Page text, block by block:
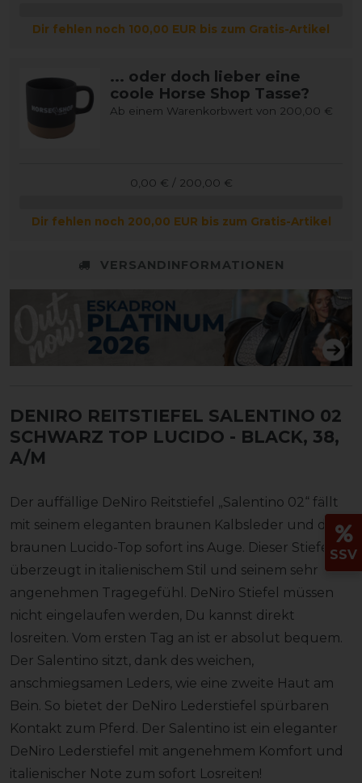
Dir fehlen noch 100,00 EUR bis zum Gratis-Artikel
... oder doch lieber eine
coole Horse Shop Tasse?
Ab einem Warenkorbwert von 200,00 €
0,00 € / 200,00 €
Dir fehlen noch 200,00 EUR bis zum Gratis-Artikel
VERSANDINFORMATIONEN
DENIRO REITSTIEFEL SALENTINO 02
SCHWARZ TOP LUCIDO - BLACK, 38,
A/M
Der auffällige DeNiro Reitstiefel „Salentino 02“ fällt
mit seinem eleganten braunen Kalbsleder und dem
braunen Lucido-Top sofort ins Auge. Dieser Stiefel
überzeugt in italienischem Stil und seinem sehr
angenehmen Tragegefühl. DeNiro Stiefel müssen
nicht eingelaufen werden, Du kannst direkt
losreiten. Vom ersten Tag an ist er absolut bequem.
Der Salentino sitzt, dank des weichen,
anschmiegsamen Leders, wie eine zweite Haut am
Bein. So bietet der DeNiro Lederstiefel spürbaren
Kontakt zum Pferd. Der Salentino ist ein eleganter
DeNiro Lederstiefel mit angenehmem Komfort und
italienischer Note zum sofort Losreiten!
SSV